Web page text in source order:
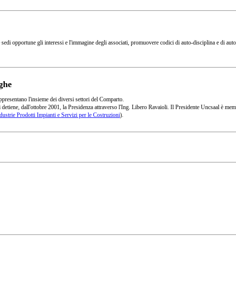
opportune gli interessi e l'immagine degli associati, promuovere codici di auto-disciplina e di
l'insieme dei diversi settori del Comparto.
dall'ottobre 2001, la Presidenza attraverso l'Ing. Libero Ravaioli. Il Presidente Uncsaal è
Prodotti Impianti e Servizi per le Costruzioni).